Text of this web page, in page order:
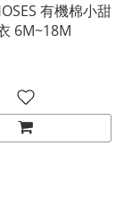
有機棉小甜
6M~18M